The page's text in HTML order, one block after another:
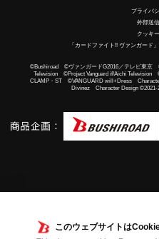
このウェブサイトは
プライバ
外部送
クッキ
「カードファイト!! ヴァンガード
©Bushiroad ©ヴァンガードG2016／テレビ東京
Television ©Project Vanguard if/Aichi
CLAMP・ST ©VANGUARD will+Dress
Divinez Character Design